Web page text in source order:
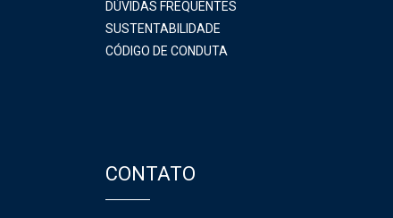
DÚVIDAS FREQUENTES
SUSTENTABILIDADE
CÓDIGO DE CONDUTA
CONTATO